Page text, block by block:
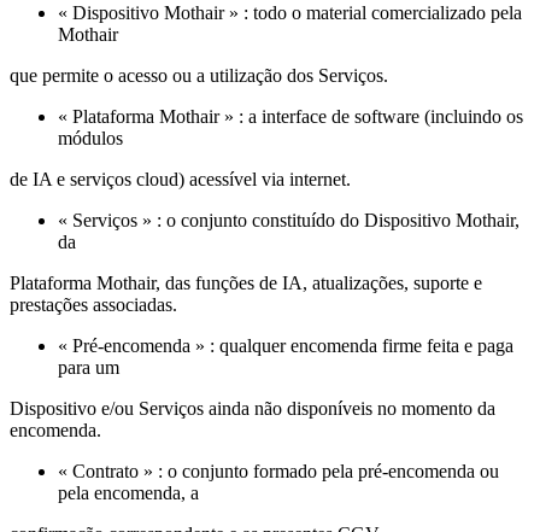
« Dispositivo Mothair » : todo o material comercializado pela
Mothair
que permite o acesso ou a utilização dos Serviços.
« Plataforma Mothair » : a interface de software (incluindo os
módulos
de IA e serviços cloud) acessível via internet.
« Serviços » : o conjunto constituído do Dispositivo Mothair,
da
Plataforma Mothair, das funções de IA, atualizações, suporte e
prestações associadas.
« Pré‑encomenda » : qualquer encomenda firme feita e paga
para um
Dispositivo e/ou Serviços ainda não disponíveis no momento da
encomenda.
« Contrato » : o conjunto formado pela pré‑encomenda ou
pela encomenda, a